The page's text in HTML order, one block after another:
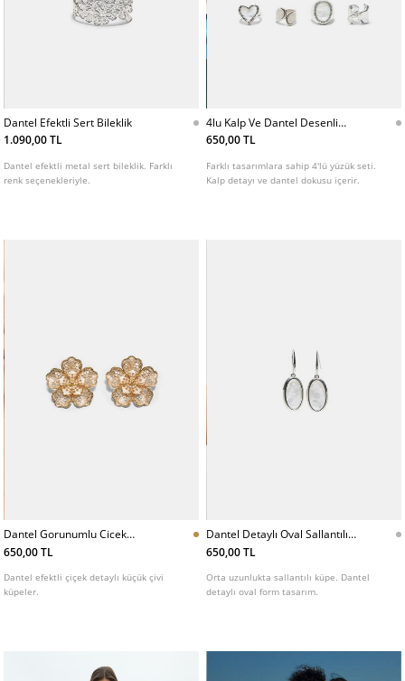
Dantel Efektli Sert Bileklik
1.090,00 TL
Dantel efektli metal sert bileklik. Farklı
renk seçenekleriyle.
4lu Kalp Ve Dantel Desenli
Yuzuk Seti
650,00 TL
Farklı tasarımlara sahip 4'lü yüzük seti.
Kalp detayı ve dantel dokusu içerir.
Dantel Gorunumlu Cicek
Tasarım Kupe
650,00 TL
Dantel efektli çiçek detaylı küçük çivi
küpeler.
Dantel Detaylı Oval Sallantılı
Kupe
650,00 TL
Orta uzunlukta sallantılı küpe. Dantel
detaylı oval form tasarım.